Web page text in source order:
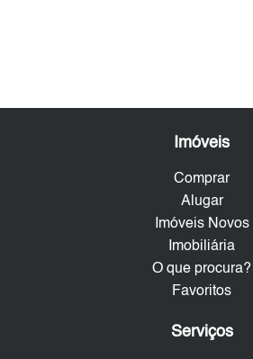
Imóveis
Comprar
Alugar
Imóveis Novos
Imobiliária
O que procura?
Favoritos
Serviços